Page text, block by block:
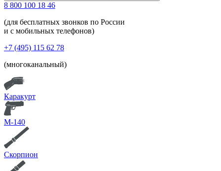
8 800 100 18 46
(для бесплатных звонков по России
и с мобильных телефонов)
+7 (495) 115 62 78
(многоканальный)
Каракурт
М-140
Скорпион